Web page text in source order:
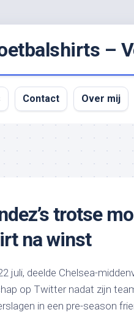
–
Contact Over mij
trotse
na winst
juli, deelde Chelsea-
op Twitter nadat zijn
in een pre-season